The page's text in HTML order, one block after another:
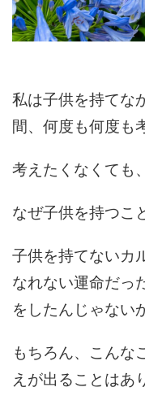
私は子供を持てな
間、何度も何度も
考えたくなくても
なぜ子供を持つこ
子供を持てないカ
なれない運命だっ
をしたんじゃない
もちろん、こんな
えが出ることはあ